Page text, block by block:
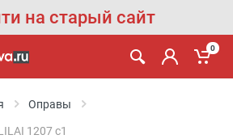
на старый сайт
0
Оправы
1207 с1